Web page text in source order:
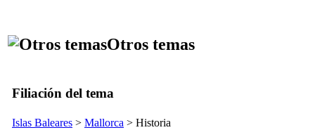
Otros temas
Filiación del tema
Islas Baleares > Mallorca > Historia